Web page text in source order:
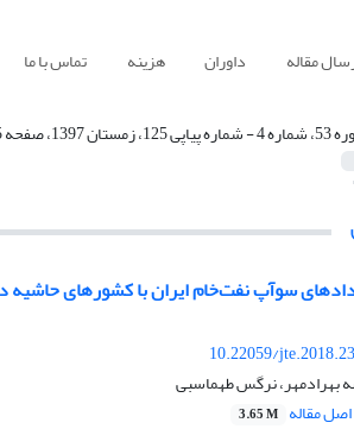
مقاله داوران هزینه تماس با ما
125، زمستان 1397، صفحه 755-1018
سوآپ نفت‌خام ایران با کشورهای حاشیه
10.22059/
بهرادمهر، نرگس طهماسبی
اصل مقاله 3.65 M